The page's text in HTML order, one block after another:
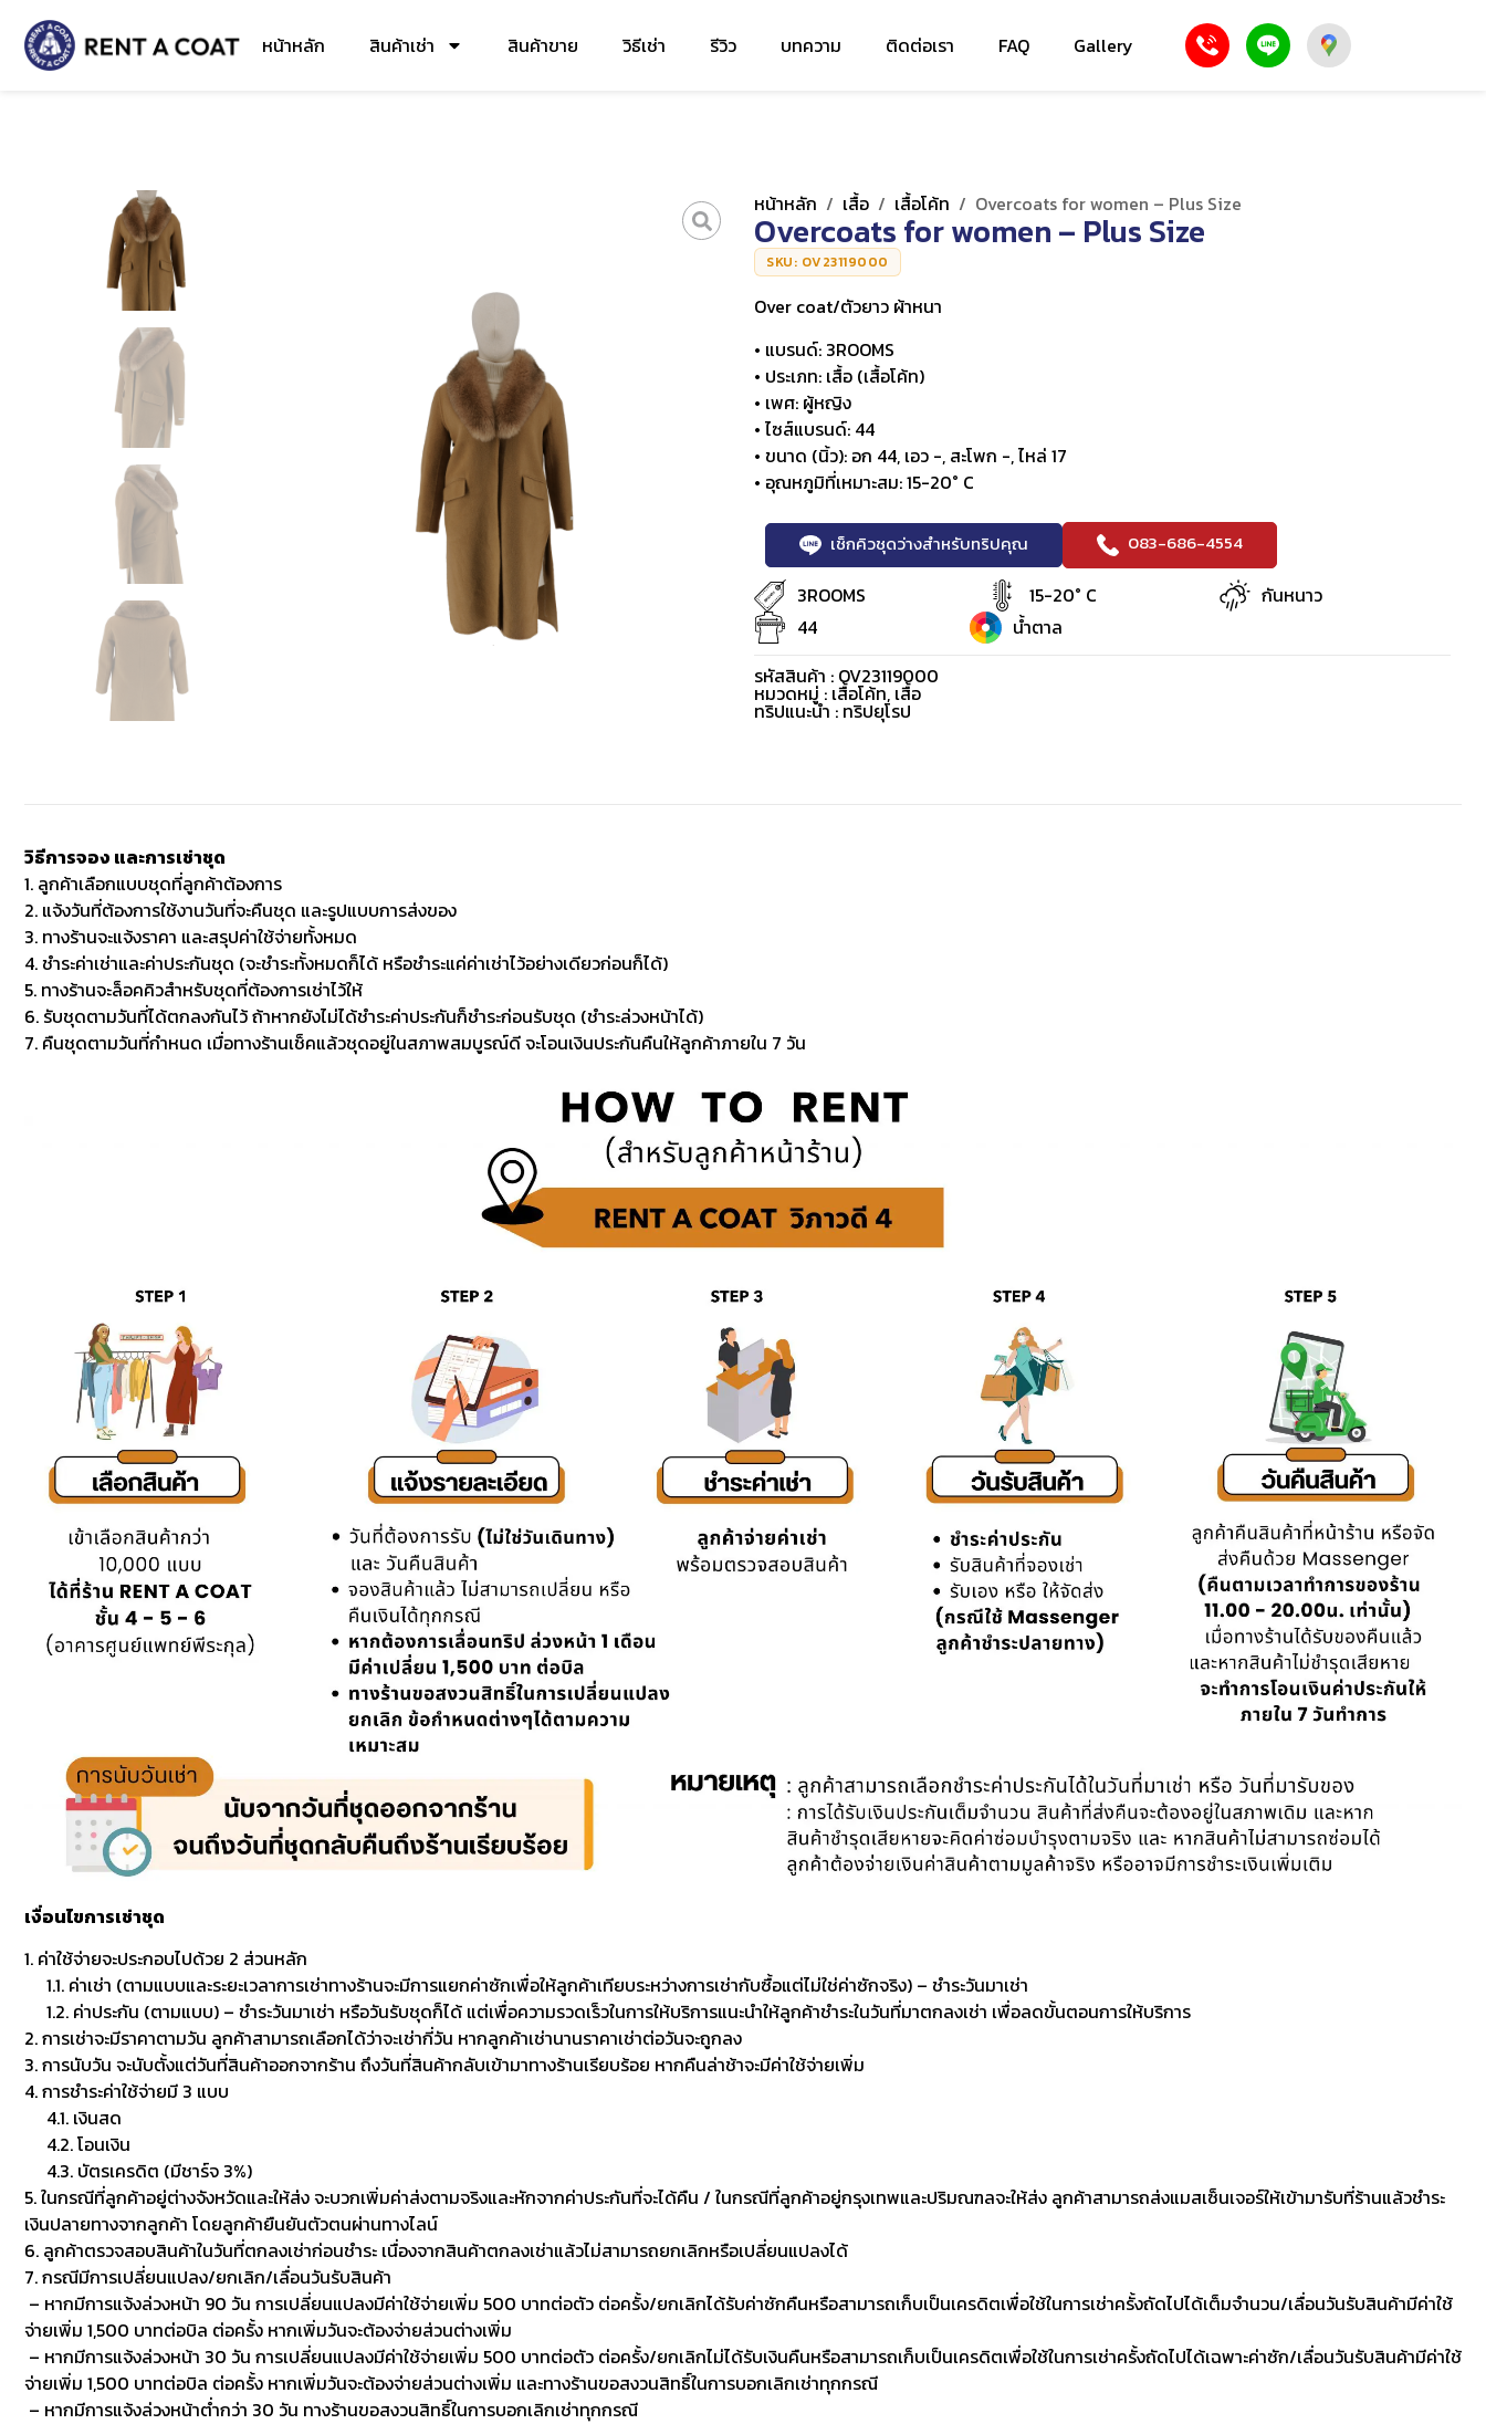
หน้าหลัก สินค้าเช่า สินค้าขาย วิธีเช่า รีวิว บทความ ติดต่อเรา FAQ Gallery
หน้าหลัก / เสื้อ / เสื้อโค้ท / Overcoats for women – Plus Size
Overcoats for women – Plus Size
SKU: OV23119000
Over coat/ตัวยาว ผ้าหนา
• แบรนด์: 3ROOMS
• ประเภท: เสื้อ (เสื้อโค้ท)
• เพศ: ผู้หญิง
• ไซส์แบรนด์: 44
• ขนาด (นิ้ว): อก 44, เอว -, สะโพก -, ไหล่ 17
• อุณหภูมิที่เหมาะสม: 15-20° C
เช็กคิวชุดว่างสำหรับทริปคุณ 083-686-4554
3ROOMS 15-20° C
กันหนาว
44
น้ำตาล
รหัสสินค้า : OV23119000
หมวดหมู่ : เสื้อโค้ท, เสื้อ
ทริปแนะนำ : ทริปยุโรป
วิธีการจอง และการเช่าชุด
1. ลูกค้าเลือกแบบชุดที่ลูกค้าต้องการ
2. แจ้งวันที่ต้องการใช้งานวันที่จะคืนชุด และรูปแบบการส่งของ
3. ทางร้านจะแจ้งราคา และสรุปค่าใช้จ่ายทั้งหมด
4. ชำระค่าเช่าและค่าประกันชุด (จะชำระทั้งหมดก็ได้ หรือชำระแค่ค่าเช่าไว้อย่างเดียวก่อนก็ได้)
5. ทางร้านจะล็อคคิวสำหรับชุดที่ต้องการเช่าไว้ให้
6. รับชุดตามวันที่ได้ตกลงกันไว้ ถ้าหากยังไม่ได้ชำระค่าประกันก็ชำระก่อนรับชุด (ชำระล่วงหน้าได้)
7. คืนชุดตามวันที่กำหนด เมื่อทางร้านเช็คแล้วชุดอยู่ในสภาพสมบูรณ์ดี จะโอนเงินประกันคืนให้ลูกค้าภายใน 7 วัน
เงื่อนไขการเช่าชุด
1. ค่าใช้จ่ายจะประกอบไปด้วย 2 ส่วนหลัก
1.1. ค่าเช่า (ตามแบบและระยะเวลาการเช่าทางร้านจะมีการแยกค่าซักเพื่อให้ลูกค้าเทียบระหว่างการเช่ากับซื้อแต่ไม่ใช่ค่าซักจริง) – ชำระวันมาเช่า
1.2. ค่าประกัน (ตามแบบ) – ชำระวันมาเช่า หรือวันรับชุดก็ได้ แต่เพื่อความรวดเร็วในการให้บริการแนะนำให้ลูกค้าชำระในวันที่มาตกลงเช่า เพื่อลดขั้นตอนการให้บริการ
2. การเช่าจะมีราคาตามวัน ลูกค้าสามารถเลือกได้ว่าจะเช่ากี่วัน หากลูกค้าเช่านานราคาเช่าต่อวันจะถูกลง
3. การนับวัน จะนับตั้งแต่วันที่สินค้าออกจากร้าน ถึงวันที่สินค้ากลับเข้ามาทางร้านเรียบร้อย หากคืนล่าช้าจะมีค่าใช้จ่ายเพิ่ม
4. การชำระค่าใช้จ่ายมี 3 แบบ
4.1. เงินสด
4.2. โอนเงิน
4.3. บัตรเครดิต (มีชาร์จ 3%)
5. ในกรณีที่ลูกค้าอยู่ต่างจังหวัดและให้ส่ง จะบวกเพิ่มค่าส่งตามจริงและหักจากค่าประกันที่จะได้คืน / ในกรณีที่ลูกค้าอยู่กรุงเทพและปริมณฑลจะให้ส่ง ลูกค้าสามารถส่งแมสเซ็นเจอร์ให้เข้ามารับที่ร้านแล้วชำระ
เงินปลายทางจากลูกค้า โดยลูกค้ายืนยันตัวตนผ่านทางไลน์
6. ลูกค้าตรวจสอบสินค้าในวันที่ตกลงเช่าก่อนชำระ เนื่องจากสินค้าตกลงเช่าแล้วไม่สามารถยกเลิกหรือเปลี่ยนแปลงได้
7. กรณีมีการเปลี่ยนแปลง/ยกเลิก/เลื่อนวันรับสินค้า
– หากมีการแจ้งล่วงหน้า 90 วัน การเปลี่ยนแปลงมีค่าใช้จ่ายเพิ่ม 500 บาทต่อตัว ต่อครั้ง/ยกเลิกได้รับค่าซักคืนหรือสามารถเก็บเป็นเครดิตเพื่อใช้ในการเช่าครั้งถัดไปได้เต็มจำนวน/เลื่อนวันรับสินค้ามีค่าใช้
จ่ายเพิ่ม 1,500 บาทต่อบิล ต่อครั้ง หากเพิ่มวันจะต้องจ่ายส่วนต่างเพิ่ม
– หากมีการแจ้งล่วงหน้า 30 วัน การเปลี่ยนแปลงมีค่าใช้จ่ายเพิ่ม 500 บาทต่อตัว ต่อครั้ง/ยกเลิกไม่ได้รับเงินคืนหรือสามารถเก็บเป็นเครดิตเพื่อใช้ในการเช่าครั้งถัดไปได้เฉพาะค่าซัก/เลื่อนวันรับสินค้ามีค่าใช้
จ่ายเพิ่ม 1,500 บาทต่อบิล ต่อครั้ง หากเพิ่มวันจะต้องจ่ายส่วนต่างเพิ่ม และทางร้านขอสงวนสิทธิ์ในการบอกเลิกเช่าทุกกรณี
– หากมีการแจ้งล่วงหน้าต่ำกว่า 30 วัน ทางร้านขอสงวนสิทธิ์ในการบอกเลิกเช่าทุกกรณี